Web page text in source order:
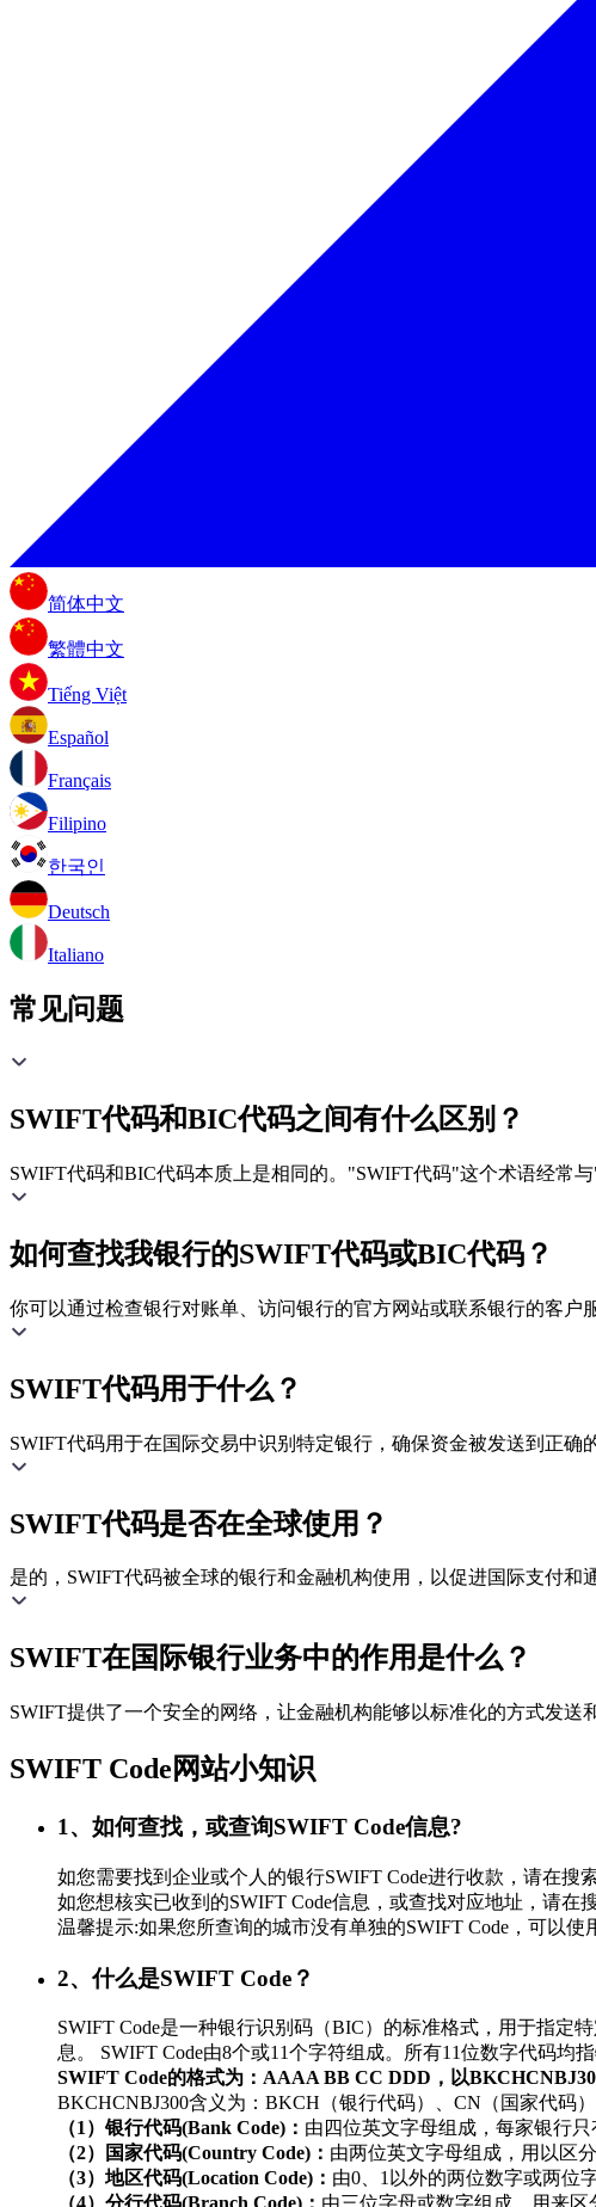
简体中文
繁體中文
Tiếng Việt
Español
Français
Filipino
한국인
Deutsch
Italiano
常见问题
SWIFT代码和BIC代码之间有什么区别？
SWIFT代码和BIC代码本质上是相同的。"SWIFT代码"这个术语经常
如何查找我银行的SWIFT代码或BIC代码？
你可以通过检查银行对账单、访问银行的官方网站或联系银行的客户
SWIFT代码用于什么？
SWIFT代码用于在国际交易中识别特定银行，确保资金被发送到正确
SWIFT代码是否在全球使用？
是的，SWIFT代码被全球的银行和金融机构使用，以促进国际支付和
SWIFT在国际银行业务中的作用是什么？
SWIFT提供了一个安全的网络，让金融机构能够以标准化的方式发送
SWIFT Code网站小知识
1、如何查找，或查询SWIFT Code信息?
如您需要找到企业或个人的银行SWIFT Code进行收款，请在搜
如您想核实已收到的SWIFT Code信息，或查找对应地址，请在
温馨提示:如果您所查询的城市没有单独的SWIFT Code，可以使
2、什么是SWIFT Code？
SWIFT Code是一种银行识别码（BIC）的标准格式，用于指定
息。 SWIFT Code由8个或11个字符组成。所有11位数字代码
SWIFT Code的格式为：AAAA BB CC DDD，以
BKCHCNBJ300含义为：BKCH（银行代码）、CN（国家代码
（1）银行代码(Bank Code)： 由四位英文字母组成，每家银行
（2）国家代码(Country Code)： 由两位英文字母组成，用以区
（3）地区代码(Location Code)： 由0、1以外的两位数字或两位